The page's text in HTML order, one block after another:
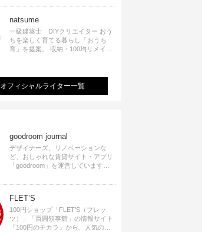
ク、インテリアの記事の執筆、雑
プロデュース 2016年９月に宝島社
より【Rumiのおうち時間を楽しむイ
ンテリア】を出版しました。
natsume
一級建築士 DIYクリエイター おう
ちを楽しく育てる暮らし「おうち
育」を提案。 収納・100均リメイ
いアンティークな部屋つくり 雑誌
オフィシャルライター一覧
goodroom journal
デザイナーズ、リノベーションな
ど、おしゃれな賃貸サイト・アプリ
「goodroom」を運営しています。
り暮らしのアイディアなど、賃貸で
ヒントをお届けします。
FLET’S
100円ショップ「FLET’S（フレッ
ツ）」「百圓領事館」の情報サイト
『100円のチカラ』から、人気の記